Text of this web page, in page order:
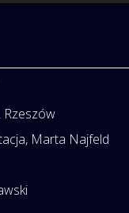
Rzeszów
Marta Najfeld